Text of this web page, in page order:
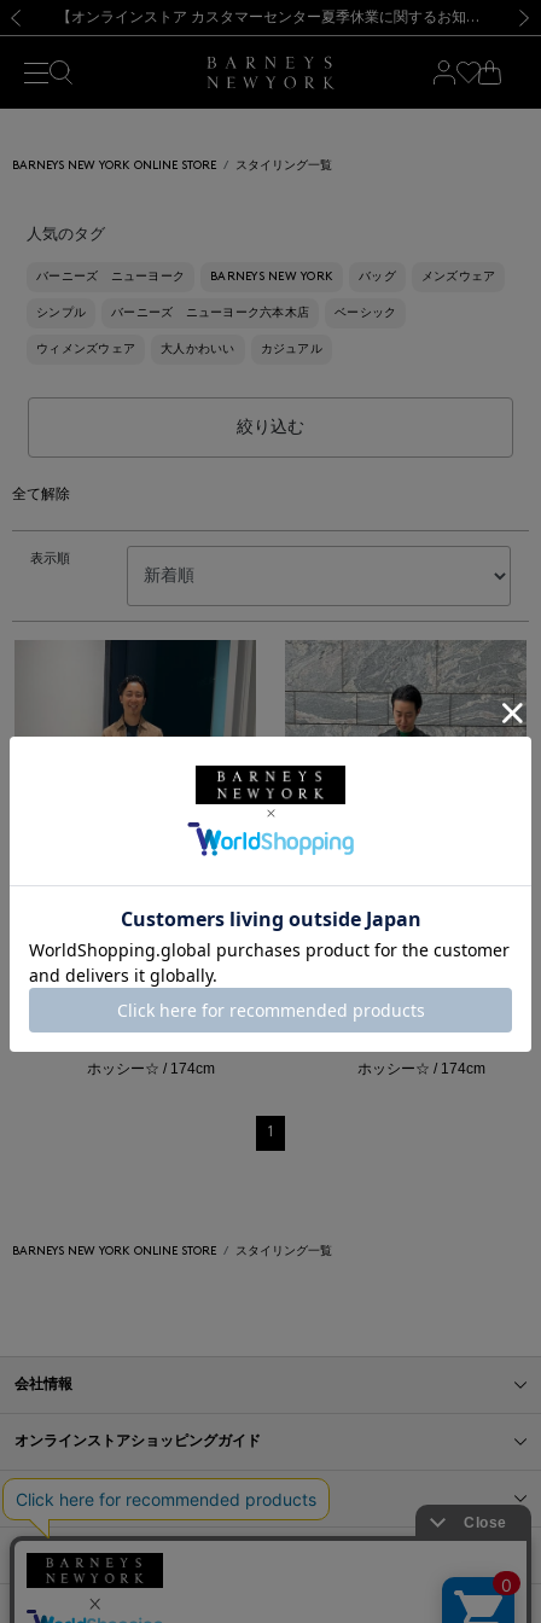
新規登録のお客様も対象！＜MY BARNEYS＞会員のお客様は11,000円（税込）以上のお買上げで常時送料無料！お買い物の際は会員登録を！
【夏季休業に伴う出荷一時停止のお知らせ】(2026.8.7) 【オンラインストア カスタマーセンター夏季休業に関するお知らせ】（2026.8.7）
【夏季休業に伴う返品・交換承り一時停止のお知らせ】（2026.8.5）
熊本県を中心とした地震の影響によるお荷物のお届けについて
【開催中】SUMMER SALEのご案内・ご注意事項 新規登録のお客様も対象！＜MY BARNEYS＞会員のお客様は11,000円（税込）以上のお買上げで常時送料無料！お買い物の際は会員登録を！
【夏季休業に伴う出荷一時停止のお知らせ】(2026.8.7)
BARNEYS NEW YORK ONLINE STORE スタイリング一覧
人気のタグ
バーニーズ ニューヨーク BARNEYS NEW YORK バッグ メンズウェア
シンプル バーニーズ ニューヨーク六本木店 ベーシック
ウィメンズウェア 大人かわいい カジュアル
絞り込む
全て解除
表示順
所属：メンズ
バーニーズ ニューヨー
ホッシー☆ / 174cm
所属：メンズ
バーニーズ ニューヨー
ホッシー☆ / 174cm
1
BARNEYS NEW YORK ONLINE STORE スタイリング一覧
会社情報
オンラインストアショッピングガイド
店舗情報
サービス